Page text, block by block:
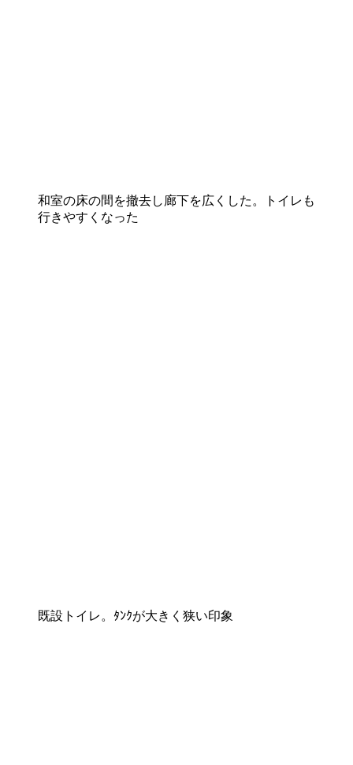
和室の床の間を撤去し廊下を広くした。トイレも
行きやすくなった
既設トイレ。ﾀﾝｸが大きく狭い印象